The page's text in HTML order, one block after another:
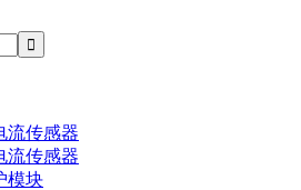
流传感器
流传感器
模块